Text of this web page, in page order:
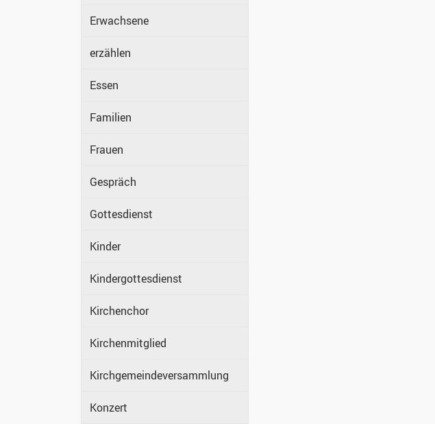
Erwachsene
erzählen
Essen
Familien
Frauen
Gespräch
Gottesdienst
Kinder
Kindergottesdienst
Kirchenchor
Kirchenmitglied
Kirchgemeindeversammlung
Konzert